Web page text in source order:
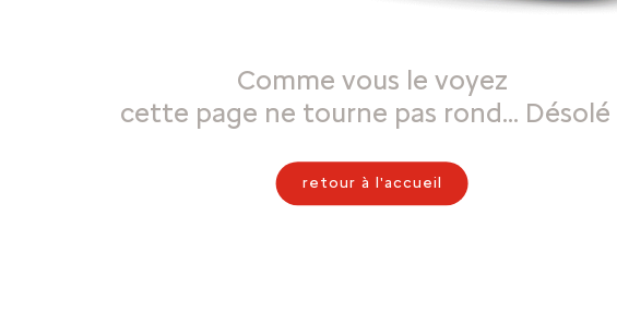
Comme vous le voyez
cette page ne tourne pas rond… Désolé
retour à l'accueil